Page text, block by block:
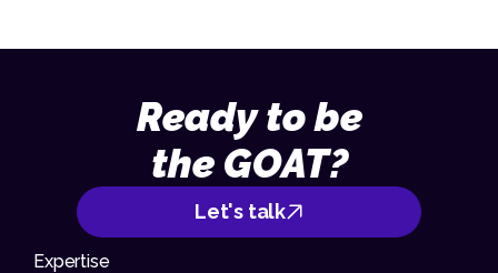
Ready to be
the GOAT?
Let's talk
Expertise